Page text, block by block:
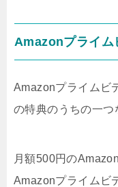
Amazonプライム
Amazonプライムビ
の特典のうちの一つ
月額500円の
Amazonプライムビ